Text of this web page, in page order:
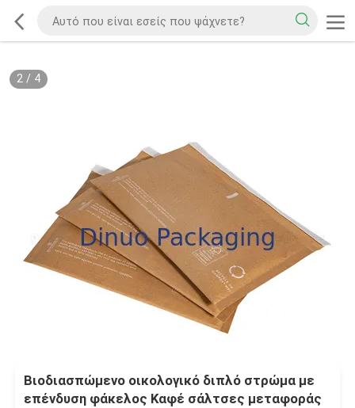
2/ 4
Βιοδιασπώμενο οικολογικό διπλό στρώμα με
επένδυση φάκελος Καφέ σάλτσες μεταφοράς